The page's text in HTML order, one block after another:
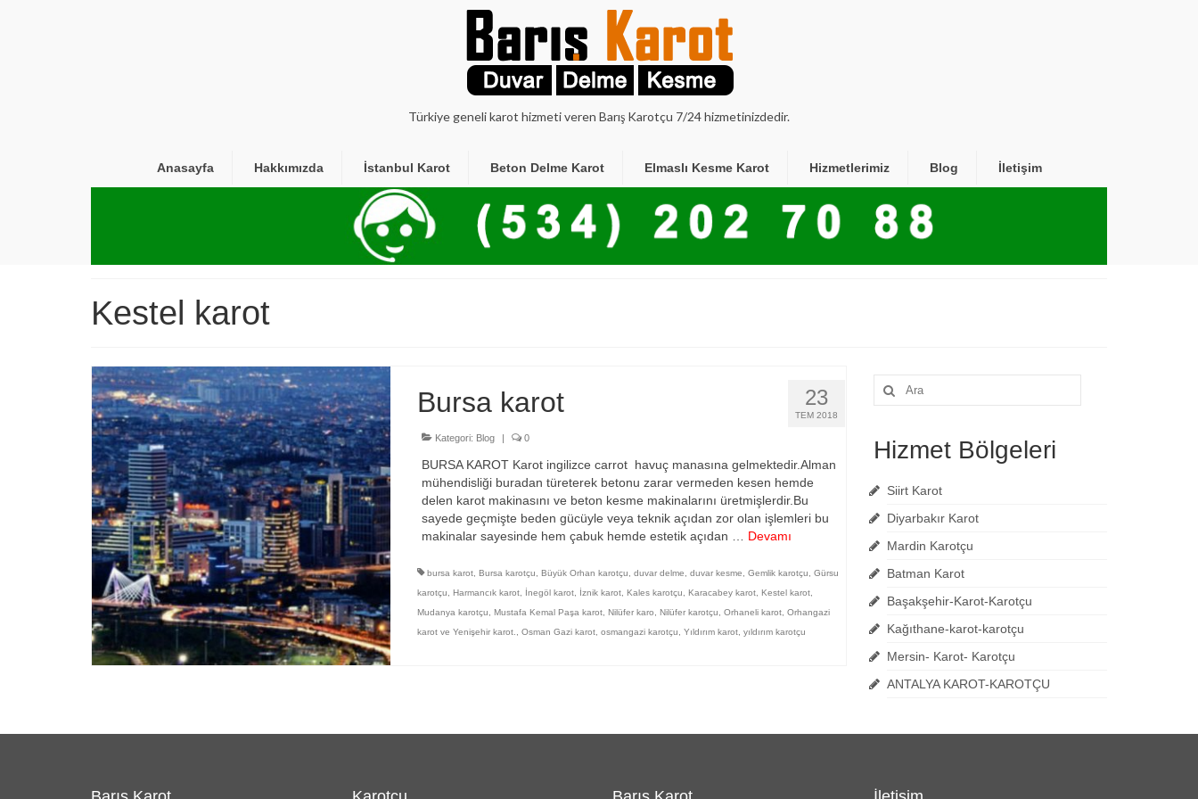
Türkiye geneli karot hizmeti veren Barış Karotçu 7/24 hizmetinizdedir.
Anasayfa Hakkımızda İstanbul Karot Beton Delme Karot Elmaslı Kesme Karot Hizmetlerimiz Blog İletişim
Kestel karot
23
TEM 2018
Bursa karot
Kategori: Blog | 0
BURSA KAROT Karot ingilizce carrot havuç manasına gelmektedir.Alman
mühendisliği buradan türeterek betonu zarar vermeden kesen hemde
delen karot makinasını ve beton kesme makinalarını üretmişlerdir.Bu
sayede geçmişte beden gücüyle veya teknik açıdan zor olan işlemleri bu
makinalar sayesinde hem çabuk hemde estetik açıdan … Devamı
bursa karot, Bursa karotçu Büyük Orhan karotçu duvar delme duvar kesme Gemlik karotçu
Gürsu
karotçu
Harmancık karot, İnegöl karot, İznik karot, Kales karotçu Karacabey karot, Kestel karot,
Mudanya karotçu
Mustafa Kemal Paşa karot, Nilüfer karo Nilüfer karotçu Orhaneli karot, Orhangazi
karot ve Yenişehir karot.
Osman Gazi karot, osmangazi karotçu Yıldırım karot, yıldırım karotçu
Şunu
ara:
Hizmet Bölgeleri
Siirt Karot
Diyarbakır Karot
Mardin Karotçu
Batman Karot
Başakşehir-Karot-Karotçu
Kağıthane-karot-karotçu
Mersin- Karot- Karotçu
ANTALYA KAROT-KAROTÇU